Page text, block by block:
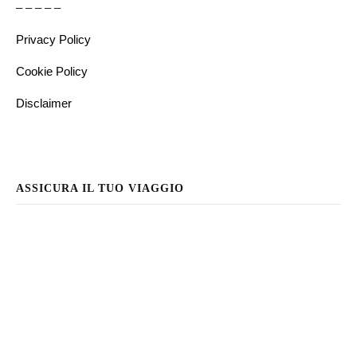
– – – – –
Privacy Policy
Cookie Policy
Disclaimer
ASSICURA IL TUO VIAGGIO